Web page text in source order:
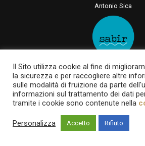
Antonio Sica
Editore: Sabir
Via San Tommaso D'Aquino, 75 00136 -
84030 - Casalbuono -
P.IVA 12722561003 |
Testata online registrata al Tribunale di
2022
Il Sito utilizza cookie al fine di
la sicurezza e per raccogliere altre
sulle modalità di fruizione da parte
informazioni sul trattamento dei dati
tramite i cookie sono contenute nella
Personalizza Accetto Rifiuto